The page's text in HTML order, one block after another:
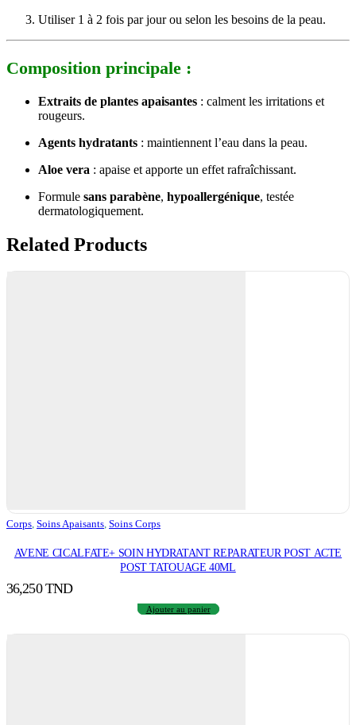
Utiliser 1 à 2 fois par jour ou selon les besoins de la peau.
Composition principale :
Extraits de plantes apaisantes : calment les irritations et
rougeurs.
Agents hydratants : maintiennent l’eau dans la peau.
Aloe vera : apaise et apporte un effet rafraîchissant.
Formule sans parabène, hypoallergénique, testée
dermatologiquement.
Related Products
Corps, Soins Apaisants, Soins Corps
AVENE CICALFATE+ SOIN HYDRATANT REPARATEUR POST ACTE
POST TATOUAGE 40ML
36,250TND
Ajouter au panier